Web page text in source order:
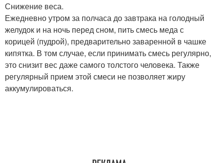
Снижение веса.
Ежедневно утром за полчаса до завтрака на голодный
желудок и на ночь перед сном, пить смесь меда с
корицей (пудрой), предварительно заваренной в чашке
кипятка. В том случае, если принимать смесь регулярно,
это снизит вес даже самого толстого человека. Также
регулярный прием этой смеси не позволяет жиру
аккумулироваться.